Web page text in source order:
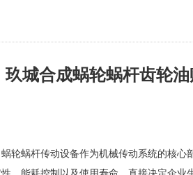
城合成蜗轮蜗杆齿轮
轮蜗杆传动设备作为机械传动系统的核心